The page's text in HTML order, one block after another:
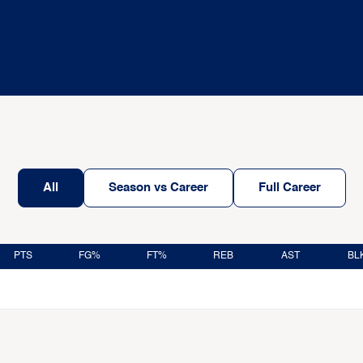
All Season vs Career Full Career
PTS FG% FT% REB AST